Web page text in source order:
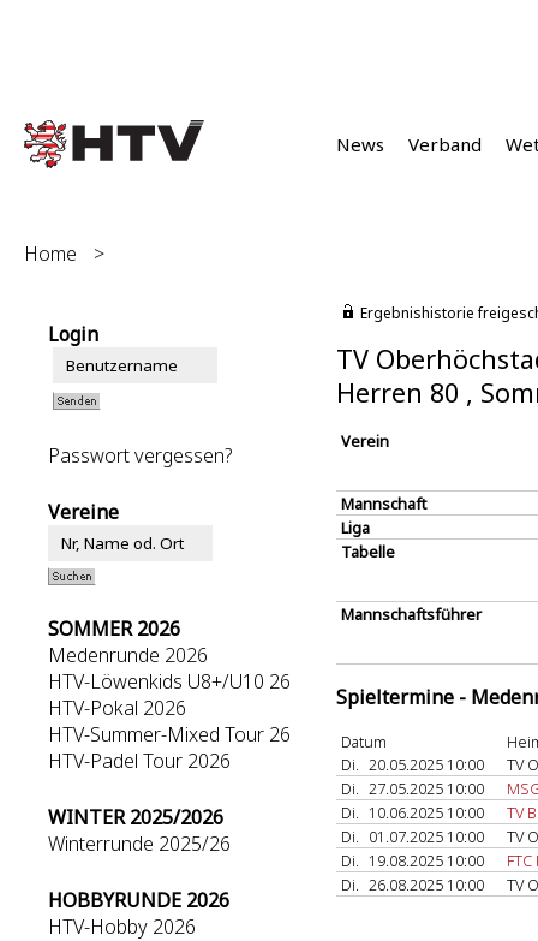
News Verband
Home >
Login
Passwort vergessen?
Vereine
SOMMER 2026
Medenrunde 2026
HTV-Löwenkids U8+/U10 26
HTV-Pokal 2026
HTV-Summer-Mixed Tour 26
HTV-Padel Tour 2026
WINTER 2025/2026
Winterrunde 2025/26
HOBBYRUNDE 2026
HTV-Hobby 2026
Ergebnishistorie
TV
Herren 80 ,
Verein
Mannschaft
Liga
Tabelle
Mannschaftsführer
Spieltermine -
Datum
Di. 20.05.2025 10:00
TV
Di. 27.05.2025 10:00
Di. 10.06.2025 10:00
TV
Di. 01.07.2025 10:00
TV
Di. 19.08.2025 10:00
Di. 26.08.2025 10:00 TV